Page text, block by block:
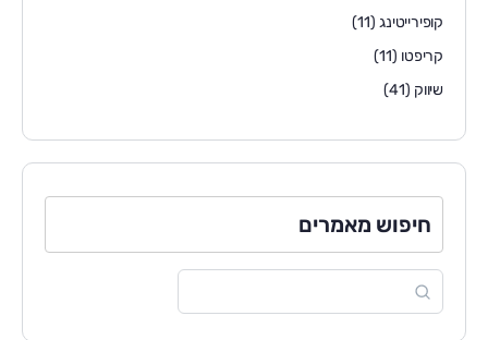
קופירייטינג(11)
קריפטו (11)
שיווק (41)
חיפוש מאמרים